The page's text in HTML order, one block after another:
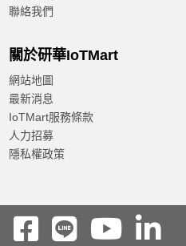
聯絡我們
關於研華IoTMart
網站地圖
最新消息
IoTMart服務條款
人力招募
隱私權政策